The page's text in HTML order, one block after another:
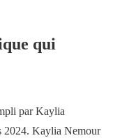
qui
par Kaylia
2024. Kaylia Nemour